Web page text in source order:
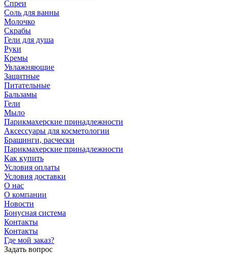
Спреи
Соль для ванны
Молочко
Скрабы
Гели для душа
Руки
Кремы
Увлажняющие
Защитные
Питательные
Бальзамы
Гели
Мыло
Парикмахерские принадлежности
Аксессуары для косметологии
Брашинги, расчески
Парикмахерские принадлежности
Как купить
Условия оплаты
Условия доставки
О нас
О компании
Новости
Бонусная система
Контакты
Контакты
Где мой заказ?
Задать вопрос